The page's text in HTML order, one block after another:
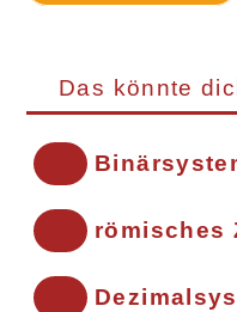
Das könnte
römisches